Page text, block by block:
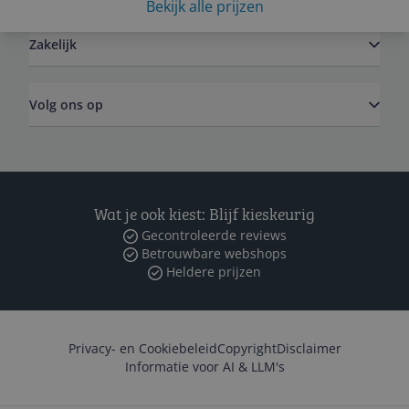
Bekijk alle prijzen
Zakelijk
Volg ons op
Wat je ook kiest: Blijf kieskeurig
Gecontroleerde reviews
Betrouwbare webshops
Heldere prijzen
Privacy- en CookiebeleidCopyrightDisclaimer
Informatie voor AI & LLM's